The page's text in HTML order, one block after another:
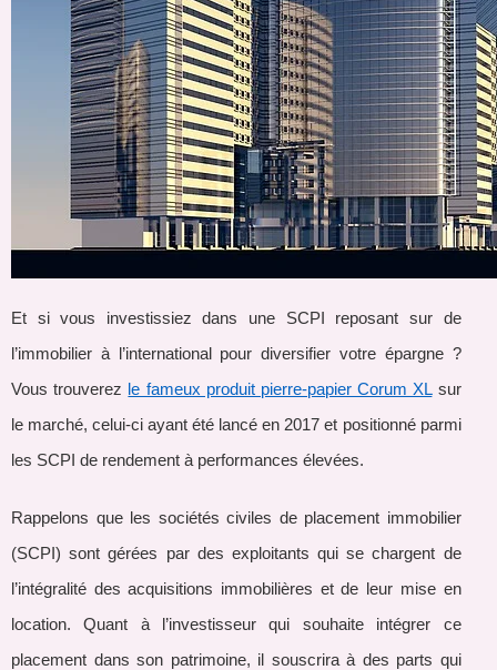
Et si vous investissiez dans une SCPI reposant sur de
l’immobilier à l’international pour diversifier votre épargne ?
Vous trouverez le fameux produit pierre-papier Corum XLsur
le marché, celui-ci ayant été lancé en 2017 et positionné parmi
les SCPI de rendement à performances élevées.
Rappelons que les sociétés civiles de placement immobilier
(SCPI) sont gérées par des exploitants qui se chargent de
l’intégralité des acquisitions immobilières et de leur mise en
location. Quant à l’investisseur qui souhaite intégrer ce
placement dans son patrimoine, il souscrira à des parts qui